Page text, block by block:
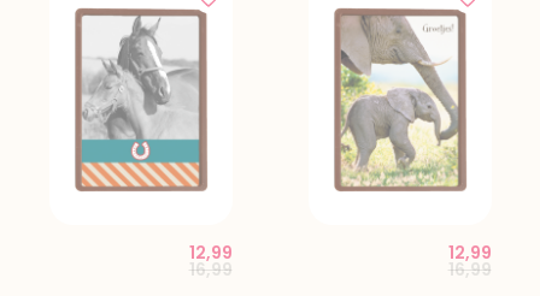
Price reduced from
16,99to
12,99
Price
16,99to
12,99